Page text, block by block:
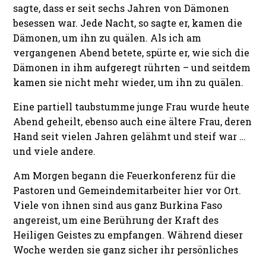
sagte, dass er seit sechs Jahren von Dämonen
besessen war. Jede Nacht, so sagte er, kamen die
Dämonen, um ihn zu quälen. Als ich am
vergangenen Abend betete, spürte er, wie sich die
Dämonen in ihm aufgeregt rührten – und seitdem
kamen sie nicht mehr wieder, um ihn zu quälen.
Eine partiell taubstumme junge Frau wurde heute
Abend geheilt, ebenso auch eine ältere Frau, deren
Hand seit vielen Jahren gelähmt und steif war …
und viele andere.
Am Morgen begann die Feuerkonferenz für die
Pastoren und Gemeindemitarbeiter hier vor Ort.
Viele von ihnen sind aus ganz Burkina Faso
angereist, um eine Berührung der Kraft des
Heiligen Geistes zu empfangen. Während dieser
Woche werden sie ganz sicher ihr persönliches